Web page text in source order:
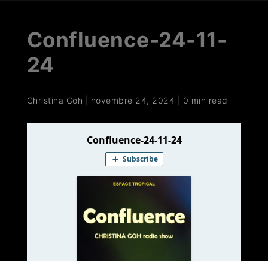
Confluence-24-11-
24
Christina Goh novembre 24, 2024 0 min read